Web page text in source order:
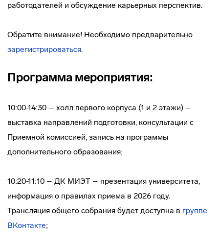
работодателей и обсуждение карьерных перспектив.
Обратите внимание! Необходимо предварительно
зарегистрироваться.
Программа мероприятия:
10:00-14:30 – холл первого корпуса (1 и 2 этажи) –
выставка направлений подготовки, консультации с
Приемной комиссией, запись на программы
дополнительного образования;
10:20-11:10 – ДК МИЭТ – презентация университета,
информация о правилах приема в 2026 году.
Трансляция общего собрания будет доступна в группе
ВКонтакте;